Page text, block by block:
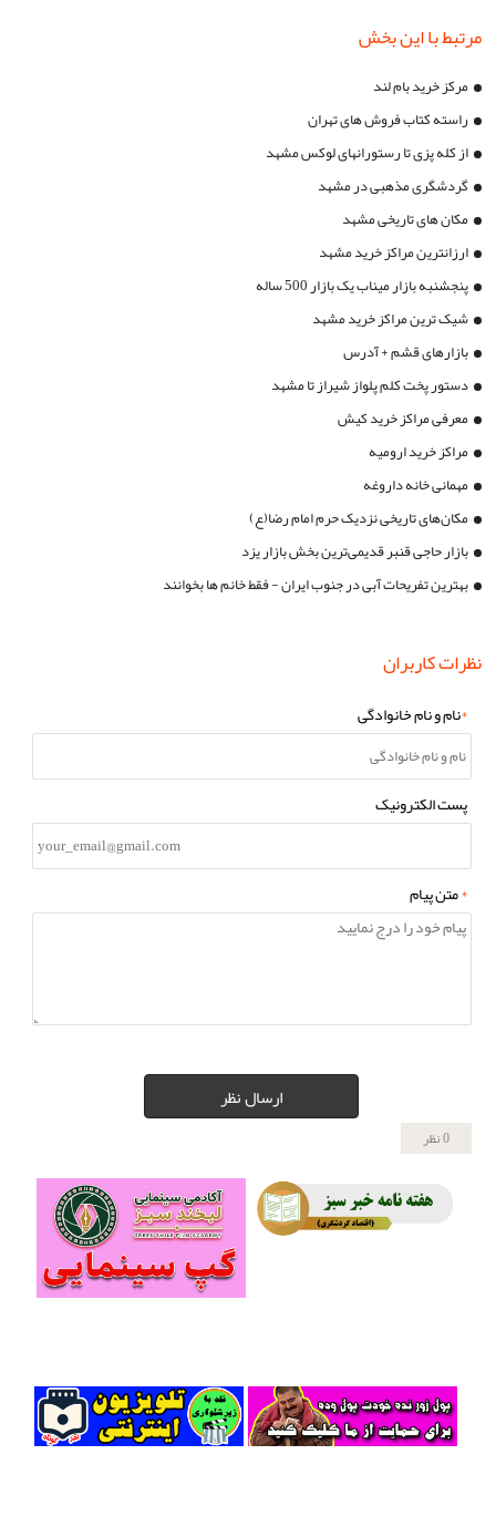
مرتبط با این بخش
مرکز خرید بام لند
راسته کتاب فروش های تهران
از کله پزی تا رستورانهای لوکس مشهد
گردشگری مذهبی در مشهد
مکان های تاریخی مشهد
ارزانترین مراکز خرید مشهد
پنجشنبه بازار میناب یک بازار 500 ساله
شیک ترین مراکز خرید مشهد
بازارهای قشم + آدرس
دستور پخت کلم پلواز شیراز تا مشهد
معرفی مراکز خرید کیش
مراکز خرید ارومیه
مهمانی خانه داروغه
مکان‌های تاریخی نزدیک حرم امام رضا(ع)
بازار حاجی قنبر قدیمی‌ترین بخش بازار یزد
بهترین تفریحات آبی در جنوب ایران - فقط خانم ها بخوانند
نظرات کاربران
*نام و نام خانوادگی
پست الکترونیک
*متن پیام
ارسال نظر
0 نظر